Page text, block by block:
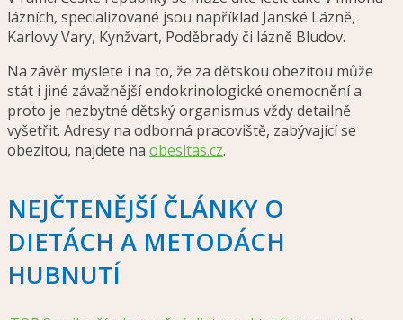
lázních, specializované jsou například Janské Lázně,
Karlovy Vary, Kynžvart, Poděbrady či lázně Bludov.
Na závěr myslete i na to, že za dětskou obezitou může
stát i jiné závažnější endokrinologické onemocnění a
proto je nezbytné dětský organismus vždy detailně
vyšetřit. Adresy na odborná pracoviště, zabývající se
obezitou, najdete na obesitas.cz.
NEJČTENĚJŠÍ ČLÁNKY O
DIETÁCH A METODÁCH
HUBNUTÍ